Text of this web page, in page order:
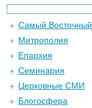
Самый Восточный
Митрополия
Епархия
Семинария
Церковные СМИ
Блогосфера